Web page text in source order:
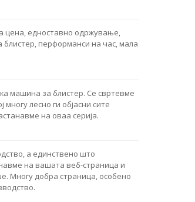
цена, едноставно одржување,
блистер, перформанси на час, мала
машина за блистер. Се свртевме
лесно ги објасни сите
на оваа серија.
а единствено што
на вашата веб-страница и
Многу добра страница, особено